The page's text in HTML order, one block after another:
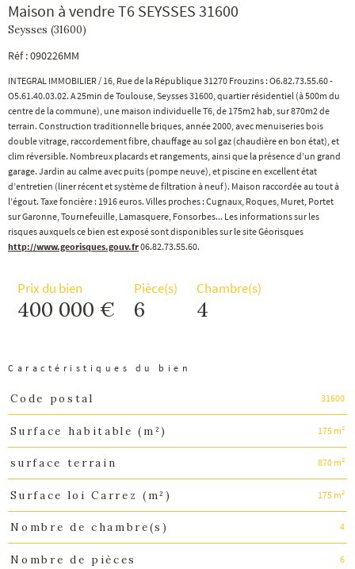
Maison à vendre T6 SEYSSES 31600
Seysses (31600)
Réf : 090226MM
INTEGRAL IMMOBILIER / 16, Rue de la République 31270 Frouzins : O6.82.73.55.60 -
O5.61.40.03.02. A 25min de Toulouse, Seysses 31600, quartier résidentiel (à 500m du
centre de la commune), une maison individuelle T6, de 175m2 hab, sur 870m2 de
terrain. Construction traditionnelle briques, année 2000, avec menuiseries bois
double vitrage, raccordement fibre, chauffage au sol gaz (chaudière en bon état), et
clim réversible. Nombreux placards et rangements, ainsi que la présence d’un grand
garage. Jardin au calme avec puits (pompe neuve), et piscine en excellent état
d’entretien (liner récent et système de filtration à neuf). Maison raccordée au tout à
l’égout. Taxe foncière : 1916 euros. Villes proches : Cugnaux, Roques, Muret, Portet
sur Garonne, Tournefeuille, Lamasquere, Fonsorbes... Les informations sur les
risques auxquels ce bien est exposé sont disponibles sur le site Géorisques
http://www.georisques.gouv.fr06.82.73.55.60.
Prix du bien
400 000 €
Pièce(s)
6
Chambre(s)
4
Caractéristiques du bien
Caractéristiques Valeurs
Code postal 31600
Surface habitable (m²) 175 m²
surface terrain 870 m²
Surface loi Carrez (m²) 175 m²
Nombre de chambre(s) 4
Nombre de pièces 6